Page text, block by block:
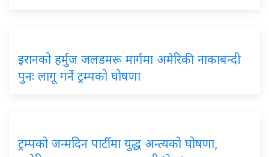
इरानको हर्मुज जलडमरू मार्गमा अमेरिकी नाकाबन्दी
पुनः लागू गर्ने ट्रम्पको घोषणा
ट्रम्पको जन्मदिन पार्टीमा युद्ध अन्त्यको घोषणा,